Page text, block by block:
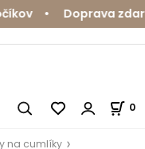
• Doprava
0
na cumlíky